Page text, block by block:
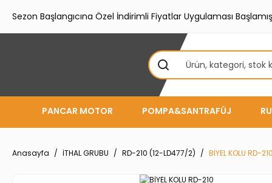
Sezon Başlangıcına Özel İndirimli Fiyatlar Uygulaması
PANCAR MOTOR POMPA&SANTRAFÜJ
Anasayfa İTHAL GRUBU RD-210 (12-LD477/2) BİYEL KOLU RD-210